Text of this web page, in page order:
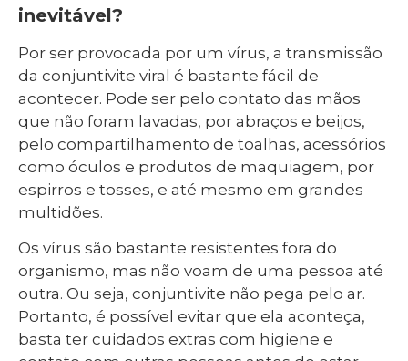
inevitável?
Por ser provocada por um vírus, a transmissão
da conjuntivite viral é bastante fácil de
acontecer. Pode ser pelo contato das mãos
que não foram lavadas, por abraços e beijos,
pelo compartilhamento de toalhas, acessórios
como óculos e produtos de maquiagem, por
espirros e tosses, e até mesmo em grandes
multidões.
Os vírus são bastante resistentes fora do
organismo, mas não voam de uma pessoa até
outra. Ou seja, conjuntivite não pega pelo ar.
Portanto, é possível evitar que ela aconteça,
basta ter cuidados extras com higiene e